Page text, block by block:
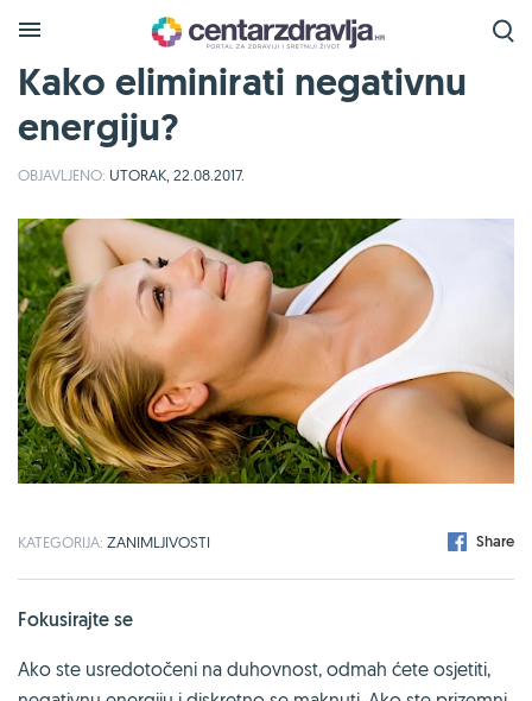
Kako eliminirati negativnu
energiju?
OBJAVLJENO: UTORAK, 22.08.2017.
KATEGORIJA: ZANIMLJIVOSTI Share
Fokusirajte se
Ako ste usredotočeni na duhovnost, odmah ćete osjetiti,